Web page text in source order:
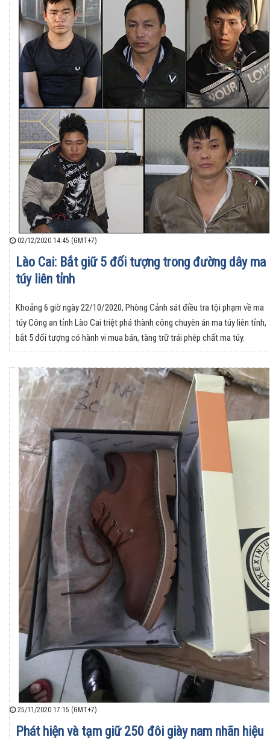
02/12/2020 14:45 (GMT+7)
Lào Cai: Bắt giữ 5 đối tượng trong đường dây ma
túy liên tỉnh
Khoảng 6 giờ ngày 22/10/2020, Phòng Cảnh sát điều tra tội phạm về ma
túy Công an tỉnh Lào Cai triệt phá thành công chuyên án ma túy liên tỉnh,
bắt 5 đối tượng có hành vi mua bán, tàng trữ trái phép chất ma túy.
25/11/2020 17:15 (GMT+7)
Phát hiện và tạm giữ 250 đôi giày nam nhãn hiệu